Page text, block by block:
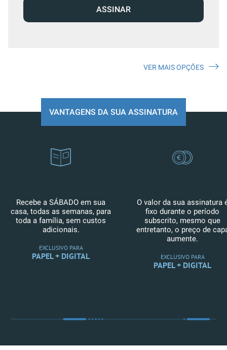
ASSINAR
VER MAIS OPÇÕES
VANTAGENS DA SUA ASSINATURA
Recebe a SÁBADO em sua
casa, todas as semanas, para
toda a família, sem custos
adicionais.
EXCLUSIVO PARA
PAPEL + DIGITAL
O valor da sua assinatura
fixo durante o período
subscrito, mesmo que
entretanto, o preço de
aumente.
EXCLUSIVO PARA
PAPEL + DIGITAL